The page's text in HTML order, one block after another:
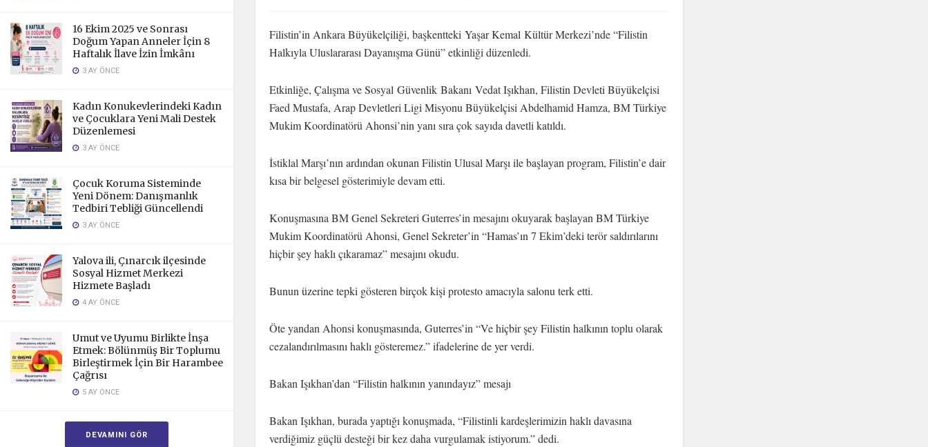
16 Ekim 2025 ve Sonrası
Doğum Yapan Anneler İçin 8
Haftalık İlave İzin İmkânı
3 AY ÖNCE
Kadın Konukevlerindeki Kadın
ve Çocuklara Yeni Mali Destek
Düzenlemesi
3 AY ÖNCE
Çocuk Koruma Sisteminde
Yeni Dönem: Danışmanlık
Tedbiri Tebliği Güncellendi
3 AY ÖNCE
Yalova ili, Çınarcık ilçesinde
Sosyal Hizmet Merkezi
Hizmete Başladı
4 AY ÖNCE
Umut ve Uyumu Birlikte İnşa
Etmek: Bölünmüş Bir Toplumu
Birleştirmek İçin Bir Harambee
Çağrısı
5 AY ÖNCE
DEVAMINI GÖR
Filistin’in Ankara Büyükelçiliği, başkentteki Yaşar Kemal Kültür Merkezi’nde “Filistin
Halkıyla Uluslararası Dayanışma Günü” etkinliği düzenledi.
Etkinliğe, Çalışma ve Sosyal Güvenlik Bakanı Vedat Işıkhan, Filistin Devleti Büyükelçisi
Faed Mustafa, Arap Devletleri Ligi Misyonu Büyükelçisi Abdelhamid Hamza, BM Türkiye
Mukim Koordinatörü Ahonsi’nin yanı sıra çok sayıda davetli katıldı.
İstiklal Marşı’nın ardından okunan Filistin Ulusal Marşı ile başlayan program, Filistin’e dair
kısa bir belgesel gösterimiyle devam etti.
Konuşmasına BM Genel Sekreteri Guterres’in mesajını okuyarak başlayan BM Türkiye
Mukim Koordinatörü Ahonsi, Genel Sekreter’in “Hamas’ın 7 Ekim’deki terör saldırılarını
hiçbir şey haklı çıkaramaz” mesajını okudu.
Bunun üzerine tepki gösteren birçok kişi protesto amacıyla salonu terk etti.
Öte yandan Ahonsi konuşmasında, Guterres’in “Ve hiçbir şey Filistin halkının toplu olarak
cezalandırılmasını haklı gösteremez.” ifadelerine de yer verdi.
Bakan Işıkhan’dan “Filistin halkının yanındayız” mesajı
Bakan Işıkhan, burada yaptığı konuşmada, “Filistinli kardeşlerimizin haklı davasına
verdiğimiz güçlü desteği bir kez daha vurgulamak istiyorum.” dedi.